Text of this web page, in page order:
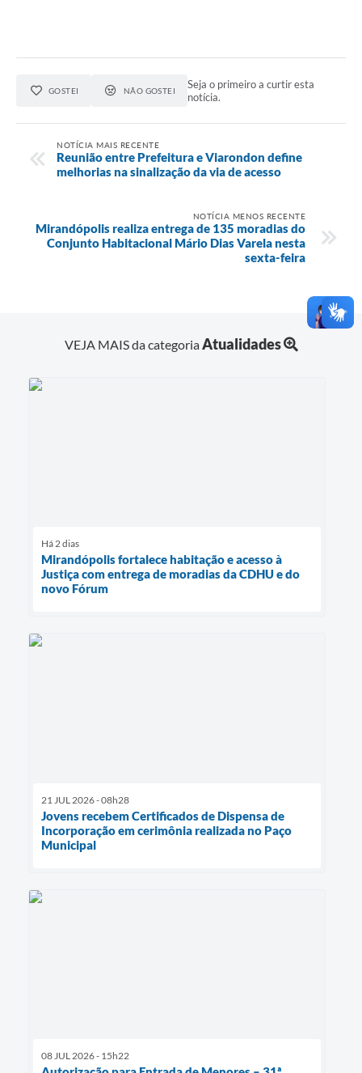
GOSTEI NÃO GOSTEI
Seja o primeiro a curtir esta
notícia.
NOTÍCIA MAIS RECENTE
Reunião entre Prefeitura e Viarondon define
melhorias na sinalização da via de acesso
NOTÍCIA MENOS RECENTE
Mirandópolis realiza entrega de 135 moradias do
Conjunto Habitacional Mário Dias Varela nesta
sexta-feira
VEJA MAIS da categoriaAtualidades
Há 2 dias
Mirandópolis fortalece habitação e acesso à
Justiça com entrega de moradias da CDHU e do
novo Fórum
21 JUL 2026 - 08h28
Jovens recebem Certificados de Dispensa de
Incorporação em cerimônia realizada no Paço
Municipal
08 JUL 2026 - 15h22